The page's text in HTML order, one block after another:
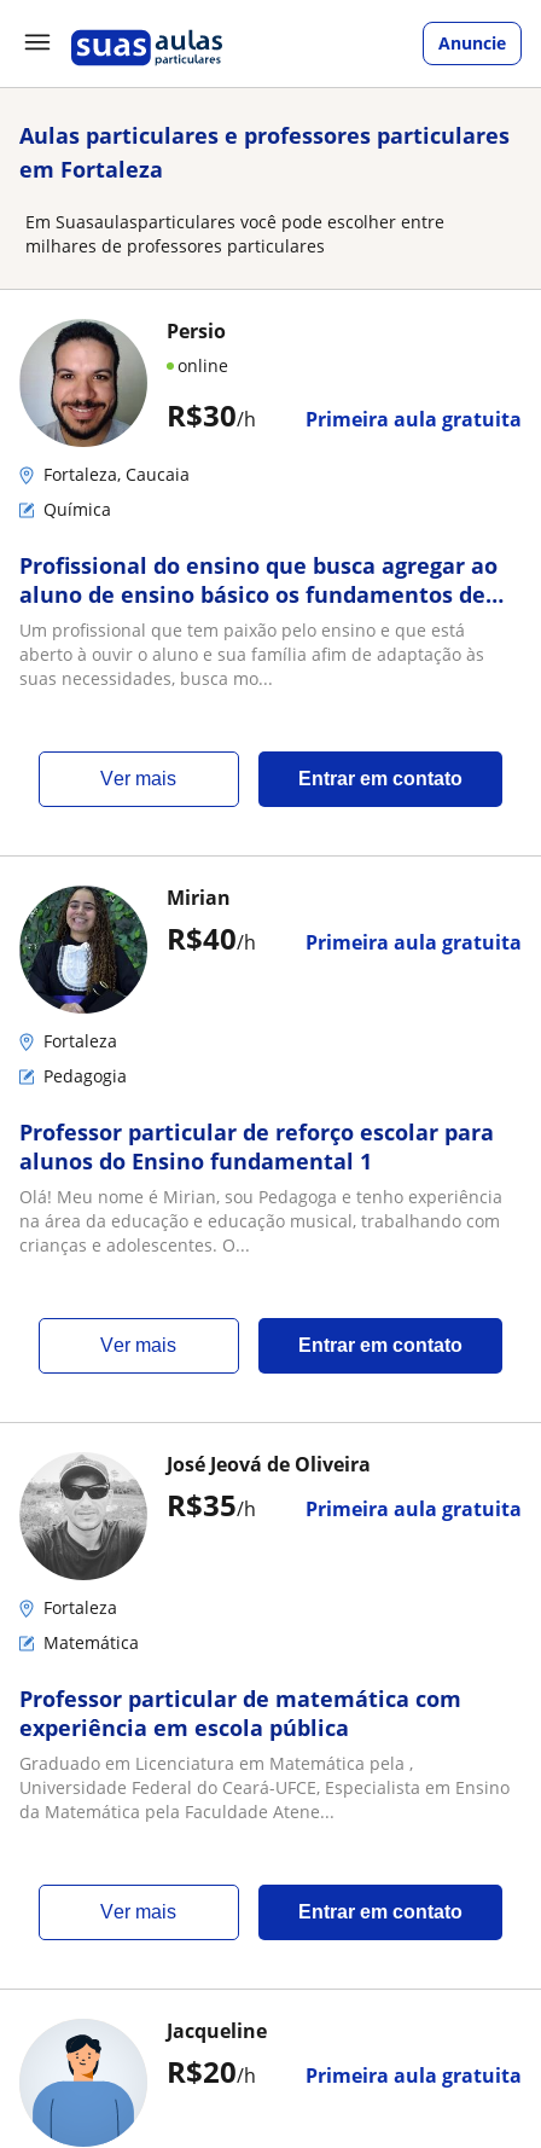
Anuncie
Aulas particulares e professores particulares
em Fortaleza
Em Suasaulasparticulares você pode escolher entre
milhares de professores particulares
R$30/h Primeira aula gratuita
Persio
online
Fortaleza, Caucaia
Química
Profissional do ensino que busca agregar ao
aluno de ensino básico os fundamentos de
Ciências da Natureza, além de agregar à sua
formação cidadã
Um profissional que tem paixão pelo ensino e que está
aberto à ouvir o aluno e sua família afim de adaptação às
suas necessidades, busca mo...
ver mais Entrar em contato
R$40/h Primeira aula gratuita
Mirian
Fortaleza
Pedagogia
Professor particular de reforço escolar para
alunos do Ensino fundamental 1
Olá! Meu nome é Mirian, sou Pedagoga e tenho experiência
na área da educação e educação musical, trabalhando com
crianças e adolescentes. O...
ver mais Entrar em contato
R$35/h Primeira aula gratuita
José Jeová de Oliveira
Fortaleza
Matemática
Professor particular de matemática com
experiência em escola pública
Graduado em Licenciatura em Matemática pela ,
Universidade Federal do Ceará-UFCE, Especialista em Ensino
da Matemática pela Faculdade Atene...
ver mais Entrar em contato
R$20/h Primeira aula gratuita
Jacqueline